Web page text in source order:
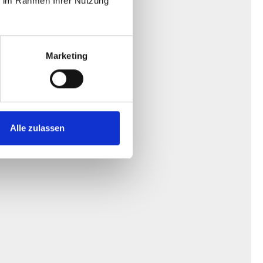
Marketing
Alle zulassen